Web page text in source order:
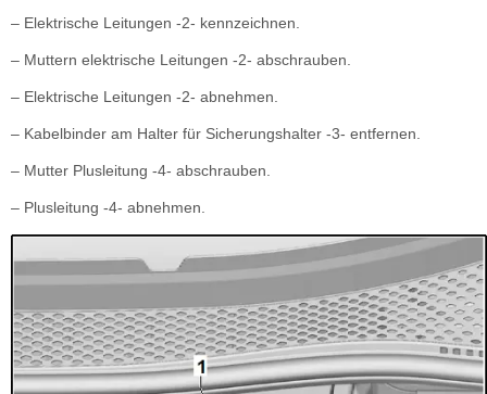
– Elektrische Leitungen -2- kennzeichnen.
– Muttern elektrische Leitungen -2- abschrauben.
– Elektrische Leitungen -2- abnehmen.
– Kabelbinder am Halter für Sicherungshalter -3- entfernen.
– Mutter Plusleitung -4- abschrauben.
– Plusleitung -4- abnehmen.